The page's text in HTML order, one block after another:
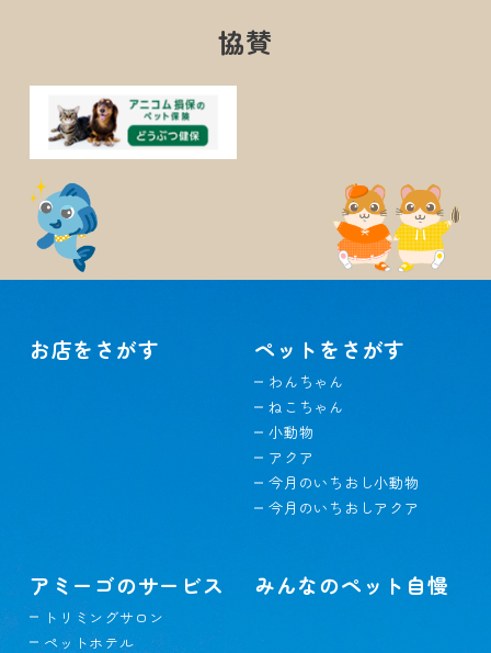
協賛
お店をさがす ペットをさがす
わんちゃん
ねこちゃん
小動物
アクア
今月のいちおし小動物
今月のいちおしアクア
アミーゴのサービス
トリミングサロン
ペットホテル
みんなのペット自慢